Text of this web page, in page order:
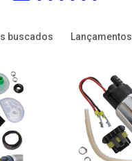
buscados Lançamentos